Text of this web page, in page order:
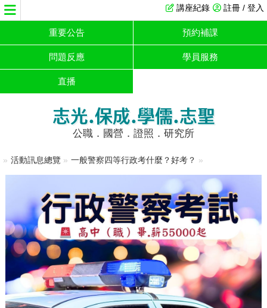
註冊 / 登入
講座紀錄
重要公告 預約補課
問題反應 學員服務
直播
志光.保成.學儒.志聖
公職．國營．證照．研究所
» 活動訊息總覽 » 一般警察四等行政考什麼？好考？ »